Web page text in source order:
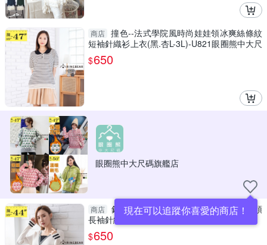
商店 撞色--法式學院風時尚娃娃領冰爽絲條紋
短袖針織衫上衣(黑.杏L-3L)-U821眼圈熊中大尺
碼
$650
眼圈熊中大尺碼旗艦店
現在可以追蹤你喜愛的商店！
商店
針織上衣--撞色線條排釦設計假兩件V領
長袖針織衫(白.黑L-2L)-X549眼圈熊中大尺碼
$650